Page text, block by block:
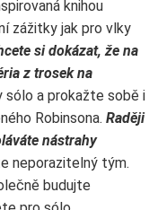
knihou
zážitky jak pro vlky
si dokázat, že na
z trosek na
sólo a prokažte sobě i
Robinsona. Raději
nástrahy
neporazitelný tým.
budujte